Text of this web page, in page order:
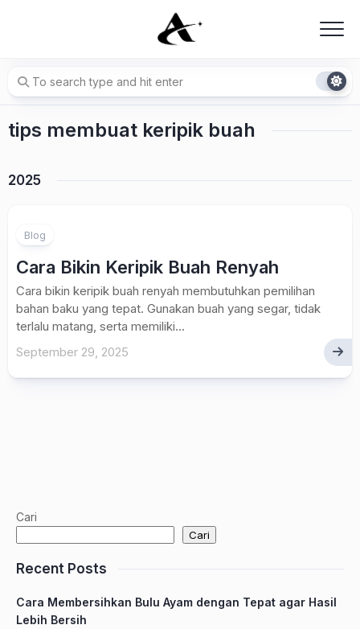
tips membuat keripik buah
2025
Blog
Cara Bikin Keripik Buah Renyah
Cara bikin keripik buah renyah membutuhkan pemilihan
bahan baku yang tepat. Gunakan buah yang segar, tidak
terlalu matang, serta memiliki...
September 29, 2025
Cari
Cari
Recent Posts
Cara Membersihkan Bulu Ayam dengan Tepat agar Hasil
Lebih Bersih